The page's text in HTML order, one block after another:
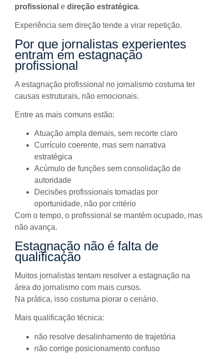
profissional e direção estratégica.
Experiência sem direção tende a virar repetição.
Por que jornalistas experientes
entram em estagnação
profissional
A estagnação profissional no jornalismo costuma ter
causas estruturais, não emocionais.
Entre as mais comuns estão:
Atuação ampla demais, sem recorte claro
Currículo coerente, mas sem narrativa
estratégica
Acúmulo de funções sem consolidação de
autoridade
Decisões profissionais tomadas por
oportunidade, não por critério
Com o tempo, o profissional se mantém ocupado, mas
não avança.
Estagnação não é falta de
qualificação
Muitos jornalistas tentam resolver a estagnação na
área do jornalismo com mais cursos.
Na prática, isso costuma piorar o cenário.
Mais qualificação técnica:
não resolve desalinhamento de trajetória
não corrige posicionamento confuso